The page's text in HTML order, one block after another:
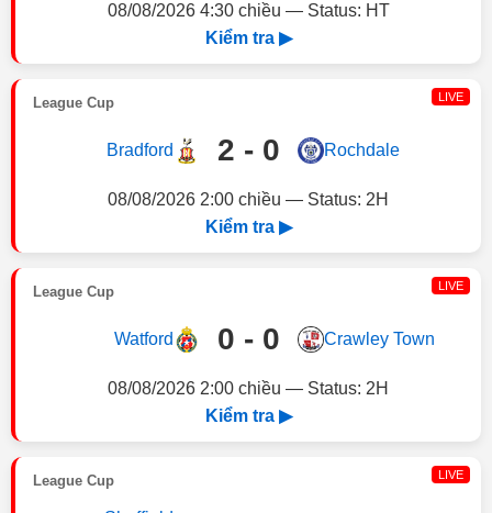
08/08/2026 4:30 chiều — Status: HT
Kiểm tra ▶
League Cup LIVE
Bradford 2 - 0 Rochdale
08/08/2026 2:00 chiều — Status: 2H
Kiểm tra ▶
League Cup LIVE
Watford 0 - 0 Crawley Town
08/08/2026 2:00 chiều — Status: 2H
Kiểm tra ▶
League Cup LIVE